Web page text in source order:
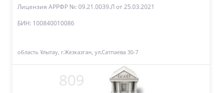
Лицензия АРРФР №: 09.21.0039.Лот 25.03.2021
БИН: 100840010086
область Ұлытау, г.Жезказган, ул.Сатпаева 30-7
809